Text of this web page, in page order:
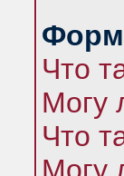
Что
Могу
Что